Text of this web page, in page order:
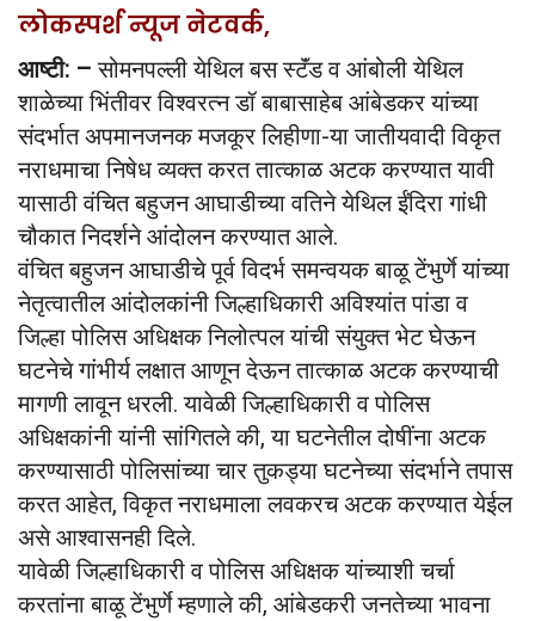
लोकस्पर्श न्यूज नेटवर्क,
आष्टी: – सोमनपल्ली येथिल बस स्टॅंड व आंबोली येथिल
शाळेच्या भिंतीवर विश्वरत्न डॉ बाबासाहेब आंबेडकर यांच्या
संदर्भात अपमानजनक मजकूर लिहीणा-या जातीयवादी विकृत
नराधमाचा निषेध व्यक्त करत तात्काळ अटक करण्यात यावी
यासाठी वंचित बहुजन आघाडीच्या वतिने येथिल ईंदिरा गांधी
चौकात निदर्शने आंदोलन करण्यात आले.
वंचित बहुजन आघाडीचे पूर्व विदर्भ समन्वयक बाळू टेंभुर्णे यांच्या
नेतृत्वातील आंदोलकांनी जिल्हाधिकारी अविश्यांत पांडा व
जिल्हा पोलिस अधिक्षक निलोत्पल यांची संयुक्त भेट घेऊन
घटनेचे गांभीर्य लक्षात आणून देऊन तात्काळ अटक करण्याची
मागणी लावून धरली. यावेळी जिल्हाधिकारी व पोलिस
अधिक्षकांनी यांनी सांगितले की, या घटनेतील दोषींना अटक
करण्यासाठी पोलिसांच्या चार तुकड्या घटनेच्या संदर्भाने तपास
करत आहेत, विकृत नराधमाला लवकरच अटक करण्यात येईल
असे आश्वासनही दिले.
यावेळी जिल्हाधिकारी व पोलिस अधिक्षक यांच्याशी चर्चा
करतांना बाळू टेंभुर्णे म्हणाले की, आंबेडकरी जनतेच्या भावना